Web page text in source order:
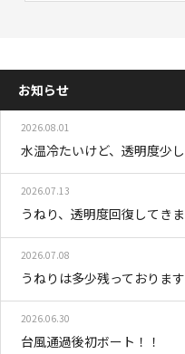
お知らせ
2026.08.01
水温冷たいけど、透明度少
2026.07.13
うねり、透明度回復してき
2026.07.08
うねりは多少残っておりま
2026.06.30
台風通過後初ボート！！